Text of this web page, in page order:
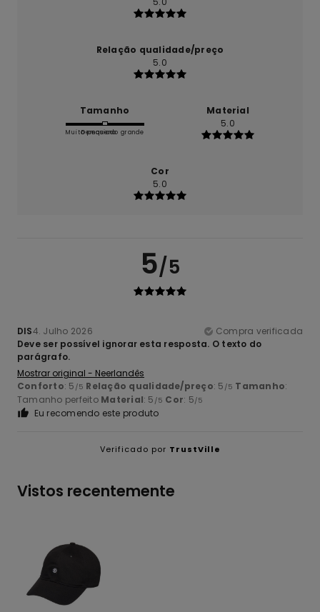
Relação qualidade/preço
5.0
Tamanho
Muito pequeno
Demasiado grande
Material
5.0
Cor
5.0
5/5
DIS4. Julho 2026
Compra verificada
Deve ser possível ignorar esta resposta. O texto do
parágrafo.
Mostrar original - Neerlandês
Conforto: 5 /5 Relação qualidade/preço: 5 /5 Tamanho:
Tamanho perfeito Material: 5 /5 Cor: 5/5
Eu recomendo este produto
Verificado por TrustVille
Vistos recentemente